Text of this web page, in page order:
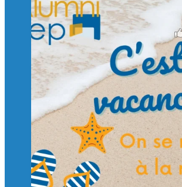
il y a 2 mois
Voir sur Facebook · Partager
🙏 Soutenez l’Isep via la taxe
et contribuons ensemble à
d’ingénieurs de demain. 🙏
Merci à tous !
🎯 Taxe d’apprentissage 2026 : avec
un numérique au service de l'humain !
À l’Isep, nous formons des ingénieurs,
Mastères Spécialisés, qui allient
valeurs humaines, au cœur de notre
...Voir plus